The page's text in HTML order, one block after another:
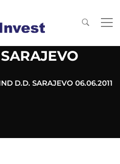
D.D. SARAJEVO 06.06.2011